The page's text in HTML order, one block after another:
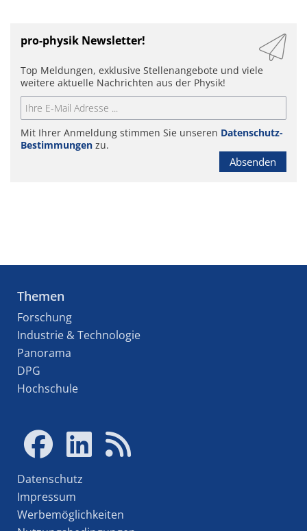
pro-physik Newsletter!
Top Meldungen, exklusive Stellenangebote und viele
weitere aktuelle Nachrichten aus der Physik!
Mit Ihrer Anmeldung stimmen Sie unseren Datenschutz-
Bestimmungen zu.
Absenden
Themen
Forschung
Industrie & Technologie
Panorama
DPG
Hochschule
Datenschutz
Impressum
Werbemöglichkeiten